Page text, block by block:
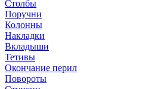
Столбы
Поручни
Колонны
Накладки
Вкладыши
Тетивы
Окончание перил
Повороты